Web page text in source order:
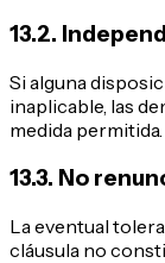
13.2.
Si alguna
inaplicable, las
medida permitida.
13.3. No
La eventual
cláusula no